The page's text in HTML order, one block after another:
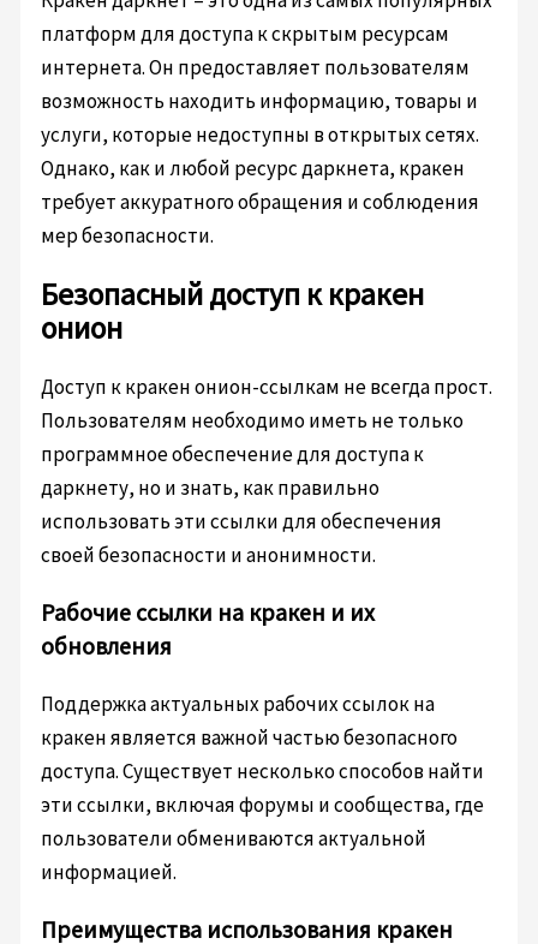
платформ для доступа к скрытым ресурсам
интернета. Он предоставляет пользователям
возможность находить информацию, товары и
услуги, которые недоступны в открытых сетях.
Однако, как и любой ресурс даркнета, кракен
требует аккуратного обращения и соблюдения
мер безопасности.
Безопасный доступ к кракен
онион
Доступ к кракен онион-ссылкам не всегда прост.
Пользователям необходимо иметь не только
программное обеспечение для доступа к
даркнету, но и знать, как правильно
использовать эти ссылки для обеспечения
своей безопасности и анонимности.
Рабочие ссылки на кракен и их
обновления
Поддержка актуальных рабочих ссылок на
кракен является важной частью безопасного
доступа. Существует несколько способов найти
эти ссылки, включая форумы и сообщества, где
пользователи обмениваются актуальной
информацией.
Преимущества использования кракен